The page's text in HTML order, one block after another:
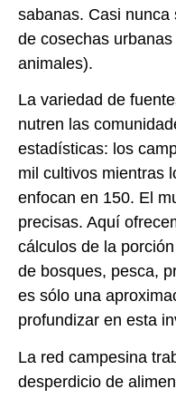
sabanas. Casi
de cosechas
animales).
La variedad de
nutren las
estadísticas: los
mil cultivos mientras
enfocan en 150. El
precisas. Aquí
cálculos de la
de bosques, pesca,
es sólo una
profundizar en esta
La red campesina
desperdicio de